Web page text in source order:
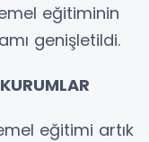
eğitiminin
genişletildi.
eğitimi artık